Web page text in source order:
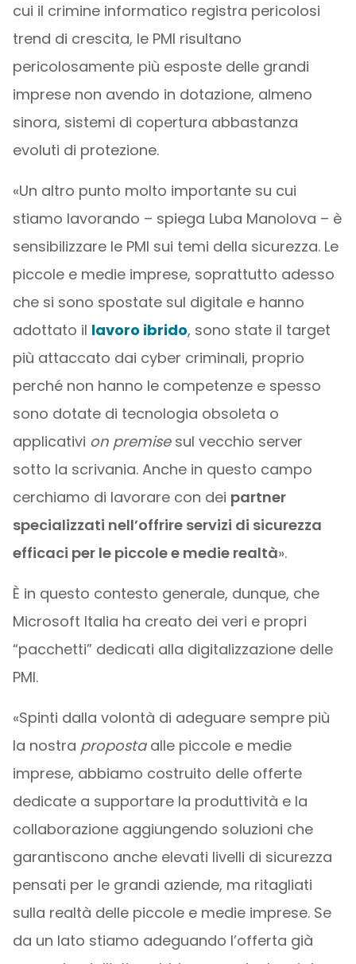
cui il crimine informatico registra pericolosi
trend di crescita, le PMI risultano
pericolosamente più esposte delle grandi
imprese non avendo in dotazione, almeno
sinora, sistemi di copertura abbastanza
evoluti di protezione.
«Un altro punto molto importante su cui
stiamo lavorando – spiega Luba Manolova – è
sensibilizzare le PMI sui temi della sicurezza. Le
piccole e medie imprese, soprattutto adesso
che si sono spostate sul digitale e hanno
adottato il lavoro ibrido, sono state il target
più attaccato dai cyber criminali, proprio
perché non hanno le competenze e spesso
sono dotate di tecnologia obsoleta o
applicativi on premisesul vecchio server
sotto la scrivania. Anche in questo campo
cerchiamo di lavorare con dei partner
specializzati nell’offrire servizi di sicurezza
efficaci per le piccole e medie realtà».
È in questo contesto generale, dunque, che
Microsoft Italia ha creato dei veri e propri
“pacchetti” dedicati alla digitalizzazione delle
PMI.
«Spinti dalla volontà di adeguare sempre più
la nostra proposta alle piccole e medie
imprese, abbiamo costruito delle offerte
dedicate a supportare la produttività e la
collaborazione aggiungendo soluzioni che
garantiscono anche elevati livelli di sicurezza
pensati per le grandi aziende, ma ritagliati
sulla realtà delle piccole e medie imprese. Se
da un lato stiamo adeguando l’offerta già